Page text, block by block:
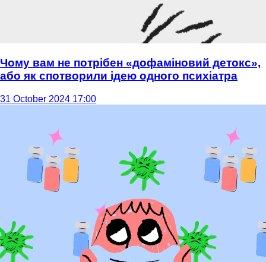
Чому вам не потрібен «дофаміновий детокс»,
або як спотворили ідею одного психіатра
31 October 2024 17:00